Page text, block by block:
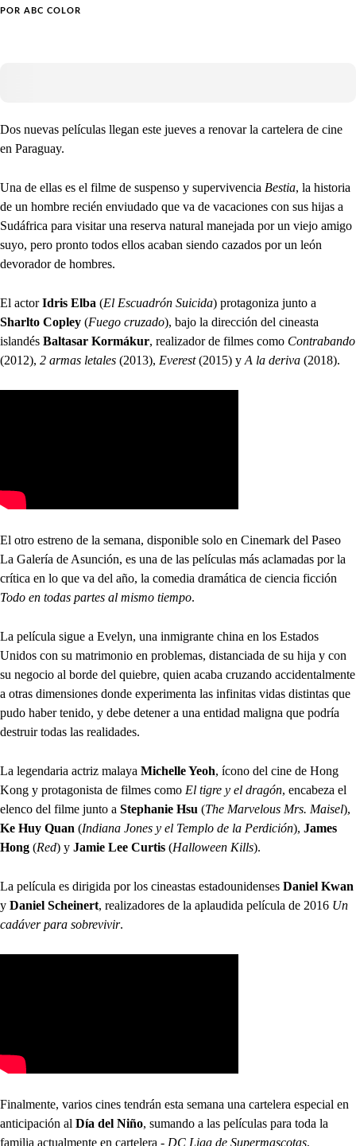
POR ABC COLOR
Dos nuevas películas llegan este jueves a renovar la cartelera de cine
en Paraguay.
Una de ellas es el filme de suspenso y supervivencia Bestia, la historia
de un hombre recién enviudado que va de vacaciones con sus hijas a
Sudáfrica para visitar una reserva natural manejada por un viejo amigo
suyo, pero pronto todos ellos acaban siendo cazados por un león
devorador de hombres.
El actorIdris Elba (El Escuadrón Suicida) protagoniza junto a
Sharlto Copley (Fuego cruzado), bajo la dirección del cineasta
islandés Baltasar Kormákur, realizador de filmes como Contrabando
(2012), 2 armas letales (2013), Everest(2015) y A la deriva (2018).
El otro estreno de la semana, disponible solo en Cinemark del Paseo
La Galería de Asunción, es una de las películas más aclamadas por la
crítica en lo que va del año, la comedia dramática de ciencia ficción
Todo en todas partes al mismo tiempo.
La película sigue a Evelyn, una inmigrante china en los Estados
Unidos con su matrimonio en problemas, distanciada de su hija y con
su negocio al borde del quiebre, quien acaba cruzando accidentalmente
a otras dimensiones donde experimenta las infinitas vidas distintas que
pudo haber tenido, y debe detener a una entidad maligna que podría
destruir todas las realidades.
La legendaria actriz malaya Michelle Yeoh, ícono del cine de Hong
Kong y protagonista de filmes como El tigre y el dragón, encabeza el
elenco del filme junto a Stephanie Hsu (The Marvelous Mrs. Maisel),
Ke Huy Quan (Indiana Jones y el Templo de la Perdición), James
Hong (Red) y Jamie Lee Curtis (Halloween Kills).
La película es dirigida por los cineastas estadounidenses Daniel Kwan
y Daniel Scheinert, realizadores de la aplaudida película de 2016 Un
cadáver para sobrevivir.
Finalmente, varios cines tendrán esta semana una cartelera especial en
anticipación al Día del Niño, sumando a las películas para toda la
familia actualmente en cartelera - DC Liga de Supermascotas,